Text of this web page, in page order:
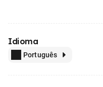
Idioma
Português